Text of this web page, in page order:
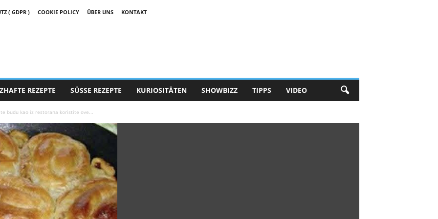
( GDPR ) COOKIE POLICY ÜBER UNS
KONTAKT
REZEPTE SÜSSE REZEPTE KURIOSITÄTEN SHOWBIZZ TIPPS VIDEO
budu kao iz restorana koristite ove...